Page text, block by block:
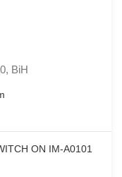
BiH
ON IM-A0101